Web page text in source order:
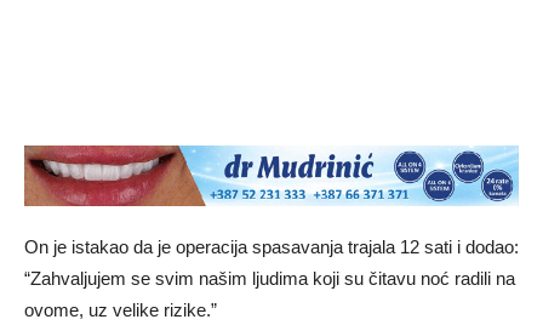
On je istakao da je operacija spasavanja trajala 12 sati i dodao:
“Zahvaljujem se svim našim ljudima koji su čitavu noć radili na
ovome, uz velike rizike.”